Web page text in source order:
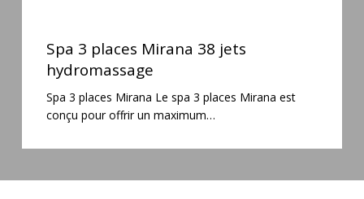
places
Mirana
Spa 3 places Mirana 38 jets
hydromassage
Spa 3 places Mirana Le spa 3 places Mirana est
conçu pour offrir un maximum…